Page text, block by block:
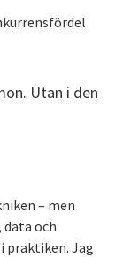
Utan i den
– men
och
praktiken. Jag